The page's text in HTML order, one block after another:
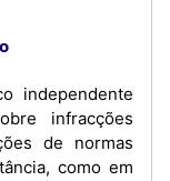
infracções
de normas
como em